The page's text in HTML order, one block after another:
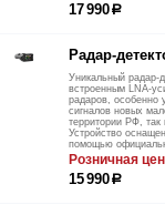
17 990р
Радар-
Уникальный радар-
встроенным LNA-
радаров, особенно
сигналов новых
территории РФ, так
Устройство
помощью
Розничная
15 990р